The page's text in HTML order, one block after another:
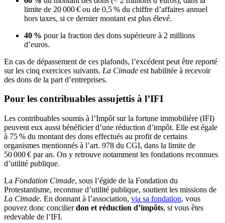
limite de 20 000 € ou de 0,5 % du chiffre d’affaires annuel
hors taxes, si ce dernier montant est plus élevé.
40 % pour la fraction des dons supérieure à 2 millions
d’euros.
En cas de dépassement de ces plafonds, l’excédent peut être reporté
sur les cinq exercices suivants. La Cimade est habilitée à recevoir
des dons de la part d’entreprises.
Pour les contribuables assujettis à l’IFI
Les contribuables soumis à l’Impôt sur la fortune immobilière (IFI)
peuvent eux aussi bénéficier d’une réduction d’impôt. Elle est égale
à 75 % du montant des dons effectués au profit de certains
organismes mentionnés à l’art. 978 du CGI, dans la limite de
50 000 € par an. On y retrouve notamment les fondations reconnues
d’utilité publique.
La Fondation Cimade, sous l’égide de la Fondation du
Protestantisme, reconnue d’utilité publique, soutient les missions de
La Cimade. En donnant à l’association, via sa fondation, vous
pouvez donc concilierdon et réduction d’impôts, si vous êtes
redevable de l’IFI.